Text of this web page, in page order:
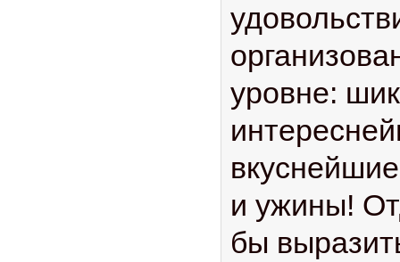
уровне:
и ужины!
бы